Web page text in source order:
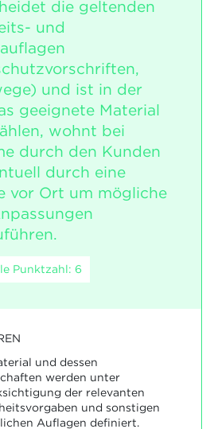
die geltenden
und
und ist in der
geeignete Material
wohnt bei
durch den Kunden
durch eine
vor Ort um mögliche
Punktzahl: 6
und dessen
werden unter
der relevanten
und sonstigen
Auflagen definiert.